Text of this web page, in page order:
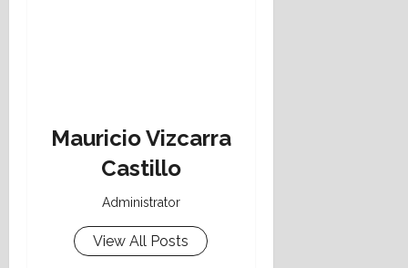
Mauricio Vizcarra
Castillo
Administrator
View All Posts